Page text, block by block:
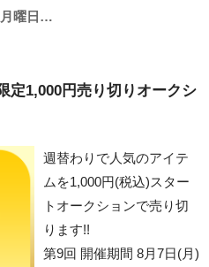
ル
ル
ル
ル
毎週月曜日スタート1週間限定1,000円売り切りオークション!! 【第9弾】
定1,000円売り切りオークシ
週替わりで人気のアイテ
ムを1,000円(税込)スター
トオークションで売り切
ります!!
第9回 開催期間 8月7日(月)